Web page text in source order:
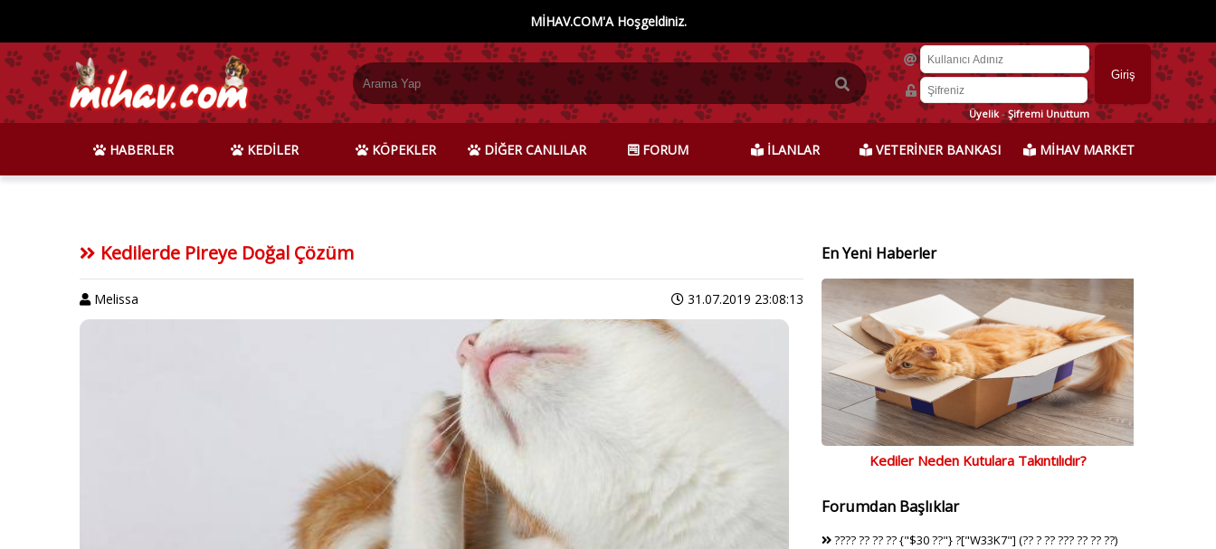
MİHAV.COM'A Hoşgeldiniz.
Üyelik-Şifremi Unuttum
HABERLER KEDİLER KÖPEKLER DİĞER CANLILAR FORUM İLANLAR VETERİNER BANKASI MİHAV MARKET
Kedilerde Pireye Doğal Çözüm
Melissa 31.07.2019 23:08:13
En Yeni Haberler
Kediler Neden Kutulara Takıntılıdır?
Forumdan Başlıklar
???? ?? ?? ?? {"$30 ??"} ?["W33K7"] (?? ? ?? ??? ?? ?? ??)